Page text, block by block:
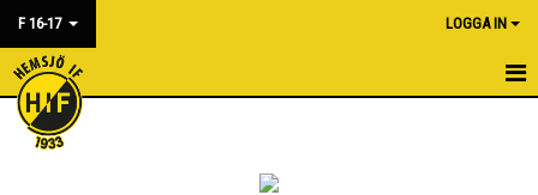
F 16-17 LOGGA IN
HEM